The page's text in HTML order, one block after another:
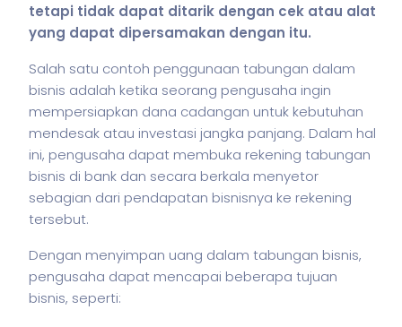
tetapi tidak dapat ditarik dengan cek atau alat
yang dapat dipersamakan dengan itu.
Salah satu contoh penggunaan tabungan dalam
bisnis adalah ketika seorang pengusaha ingin
mempersiapkan dana cadangan untuk kebutuhan
mendesak atau investasi jangka panjang. Dalam hal
ini, pengusaha dapat membuka rekening tabungan
bisnis di bank dan secara berkala menyetor
sebagian dari pendapatan bisnisnya ke rekening
tersebut.
Dengan menyimpan uang dalam tabungan bisnis,
pengusaha dapat mencapai beberapa tujuan
bisnis, seperti: